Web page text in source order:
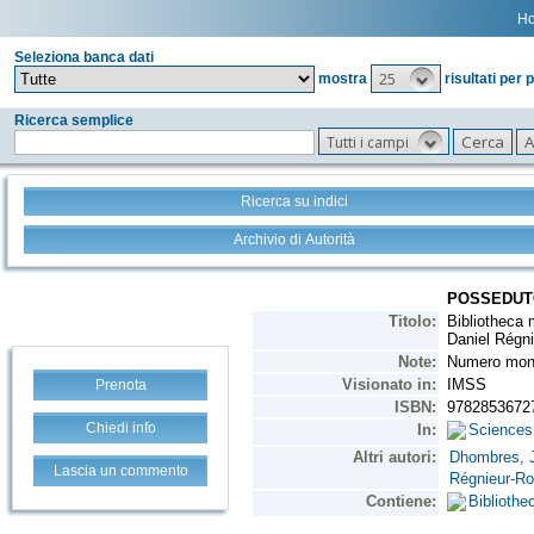
Seleziona banca dati
mostra
25 risultati per
Ricerca semplice
Tutti i campi
Ricerca su indici
Archivio di Autorità
Prenota
Chiedi info
Lascia un commento